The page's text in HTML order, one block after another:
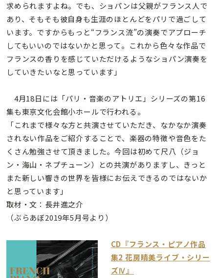
求められますよね。でも、ショパンは父親がフランス人で
あり、そもそも彼自身も生涯のほとんどをパリで過ごして
います。ですからもっと“フランス流”の演奏でアプローチ
してもいいのではないかと思って。これから色々な作品で
フランスの香りを感じていただけるようなショパン演奏を
していきたいなと思っています」
4月18日には「パリ・音楽のアトリエ」シリーズの第16
集も東京文化会館小ホールで行われる。
「これまで様々な方と共演させていただき、なかなか演奏
されない作品をご紹介することで、楽器の特徴や音色をた
くさん勉強させて頂きました。今回は初めて尺八（ジョ
ン・海山・ネプチューン）との共演がありますし、きっと
また新しい響きの世界を皆様にお伝えできるのではないか
と思っています」
取材・文：長井進之介
（ぶらあぼ2019年5月号より）
CD『フランス・ピアノ作品
集2 花房晴美ライブ・シリー
ズⅣ』